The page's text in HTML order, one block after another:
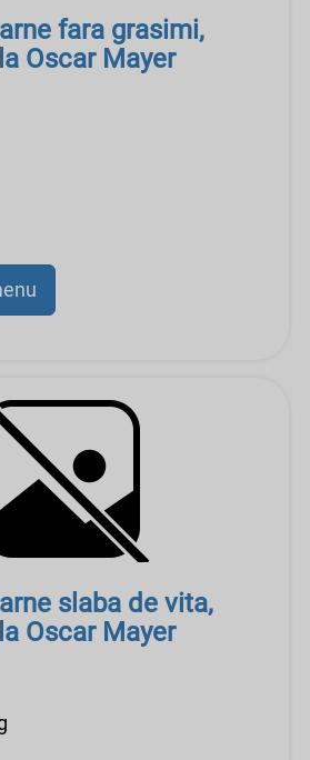
fara grasimi,
Oscar Mayer
slaba de vita,
Oscar Mayer